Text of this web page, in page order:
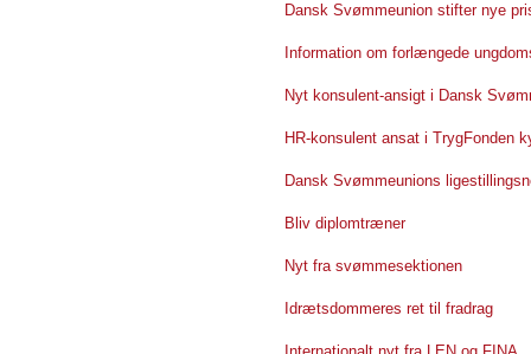
Dansk Svømmeunion stifter nye
Information om forlængede
Nyt konsulent-ansigt i Dansk
HR-konsulent ansat i TrygFonden
Dansk Svømmeunions
Bliv diplomtræner
Nyt fra svømmesektionen
Idrætsdommeres ret til fradrag